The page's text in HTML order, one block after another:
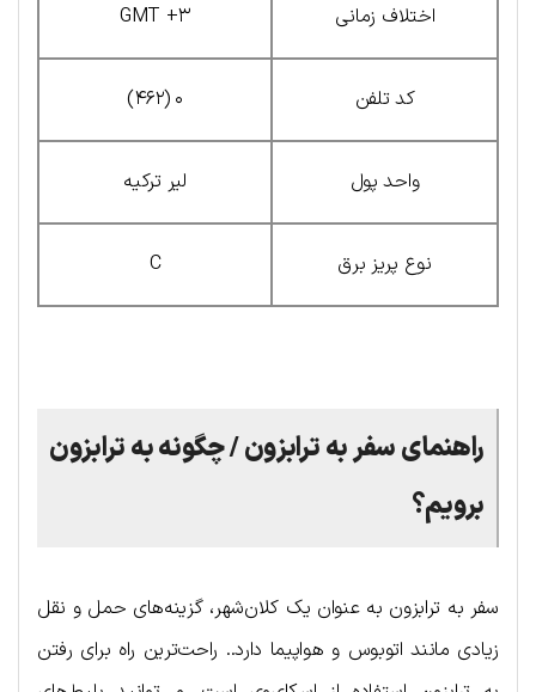
اختلاف زمانی GMT +۳
کد تلفن ۰ (۴۶۲)
واحد پول لیر ترکیه
نوع پریز برق C
راهنمای سفر به ترابزون / چگونه به ترابزون
برویم؟
سفر به ترابزون به عنوان یک کلان‌شهر، گزینه‌های حمل و نقل
زیادی مانند اتوبوس و هواپیما دارد.. راحت‌ترین راه برای رفتن